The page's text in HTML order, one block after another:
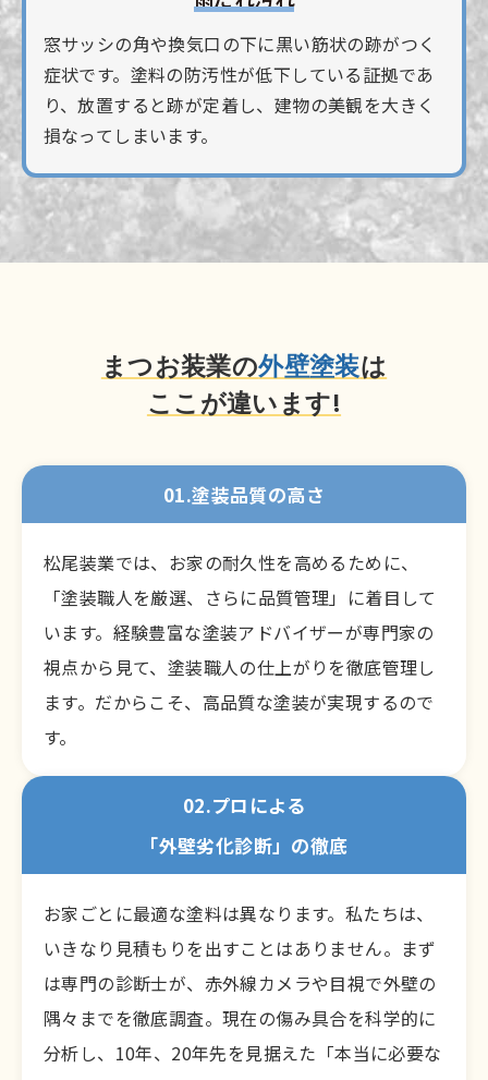
窓サッシの角や換気口の下に黒い筋状の跡がつく
症状です。塗料の防汚性が低下している証拠であ
り、放置すると跡が定着し、建物の美観を大きく
損なってしまいます。
まつお装業の外壁塗装は
ここが違います!
01.塗装品質の高さ
松尾装業では、お家の耐久性を高めるために、
「塗装職人を厳選、さらに品質管理」に着目して
います。経験豊富な塗装アドバイザーが専門家の
視点から見て、塗装職人の仕上がりを徹底管理し
ます。だからこそ、高品質な塗装が実現するので
す。
02.プロによる
「外壁劣化診断」の徹底
お家ごとに最適な塗料は異なります。私たちは、
いきなり見積もりを出すことはありません。まず
は専門の診断士が、赤外線カメラや目視で外壁の
隅々までを徹底調査。現在の傷み具合を科学的に
分析し、10年、20年先を見据えた「本当に必要な